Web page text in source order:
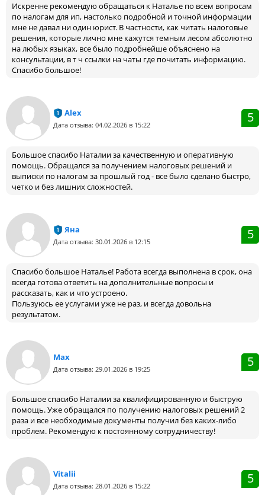
Искренне рекомендую обращаться к Наталье по всем вопросам
по налогам для ип, настолько подробной и точной информации
мне не давал ни один юрист. В частности, как читать налоговые
решения, которые лично мне кажутся темным лесом абсолютно
на любых языках, все было подробнейше объяснено на
консультации, в т ч ссылки на чаты где почитать информацию.
Спасибо большое!
Alex
Дата отзыва: 04.02.2026 в 15:22 5
Большое спасибо Наталии за качественную и оперативную
помощь. Обращался за получением налоговых решений и
выписки по налогам за прошлый год - все было сделано быстро,
четко и без лишних сложностей.
Яна
Дата отзыва: 30.01.2026 в 12:15 5
Спасибо большое Наталье! Работа всегда выполнена в срок, она
всегда готова ответить на дополнительные вопросы и
рассказать, как и что устроено.
Пользуюсь ее услугами уже не раз, и всегда довольна
результатом.
Max
Дата отзыва: 29.01.2026 в 19:25 5
Большое спасибо Наталии за квалифицированную и быструю
помощь. Уже обращался по получению налоговых решений 2
раза и все необходимые документы получил без каких-либо
проблем. Рекомендую к постоянному сотрудничеству!
Vitalii
Дата отзыва: 28.01.2026 в 15:22 5